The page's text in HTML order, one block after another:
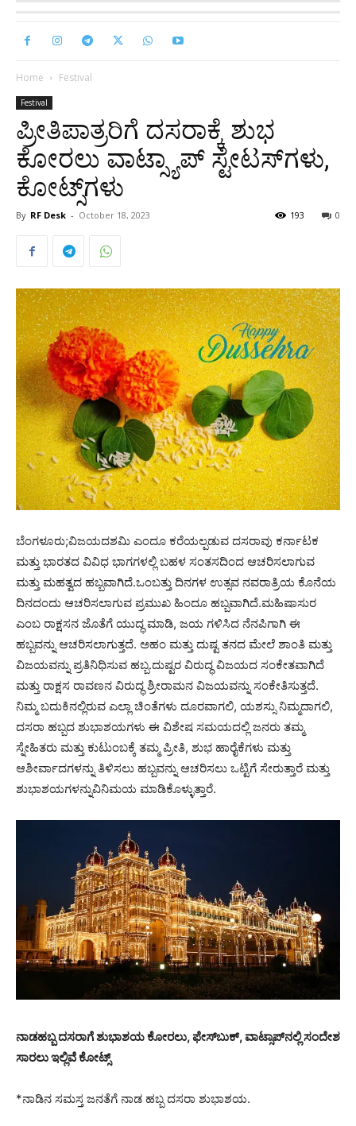
Home Festival
Festival
ಪ್ರೀತಿಪಾತ್ರರಿಗೆ ದಸರಾಕ್ಕೆ ಶುಭ
ಕೋರಲು ವಾಟ್ಸ್ಯಾಪ್‌ ಸ್ಟೇಟಸ್‌ಗಳು,
ಕೋಟ್ಸ್‌ಗಳು
By RF Desk - October 18, 2023 0
193
ಬೆಂಗಳೂರು;ವಿಜಯದಶಮಿ ಎಂದೂ ಕರೆಯಲ್ಪಡುವ ದಸರಾವು ಕರ್ನಾಟಕ
ಮತ್ತು ಭಾರತದ ವಿವಿಧ ಭಾಗಗಳಲ್ಲಿ ಬಹಳ ಸಂತಸದಿಂದ ಆಚರಿಸಲಾಗುವ
ಮತ್ತು ಮಹತ್ವದ ಹಬ್ಬವಾಗಿದೆ.ಒಂಬತ್ತು ದಿನಗಳ ಉತ್ಸವ ನವರಾತ್ರಿಯ ಕೊನೆಯ
ದಿನದಂದು ಆಚರಿಸಲಾಗುವ ಪ್ರಮುಖ ಹಿಂದೂ ಹಬ್ಬವಾಗಿದೆ.ಮಹಿಷಾಸುರ
ಎಂಬ ರಾಕ್ಷಸನ ಜೊತೆಗೆ ಯುದ್ಧ ಮಾಡಿ, ಜಯ ಗಳಿಸಿದ ನೆನಪಿಗಾಗಿ ಈ
ಹಬ್ಬವನ್ನು ಆಚರಿಸಲಾಗುತ್ತದೆ. ಅಹಂ ಮತ್ತು ದುಷ್ಟ ತನದ ಮೇಲೆ ಶಾಂತಿ ಮತ್ತು
ವಿಜಯವನ್ನು ಪ್ರತಿನಿಧಿಸುವ ಹಬ್ಬ.ದುಷ್ಟರ ವಿರುದ್ಧ ವಿಜಯದ ಸಂಕೇತವಾಗಿದೆ
ಮತ್ತು ರಾಕ್ಷಸ ರಾವಣನ ವಿರುದ್ಧ ಶ್ರೀರಾಮನ ವಿಜಯವನ್ನು ಸಂಕೇತಿಸುತ್ತದೆ.
ನಿಮ್ಮ ಬದುಕಿನಲ್ಲಿರುವ ಎಲ್ಲಾ ಚಿಂತೆಗಳು ದೂರವಾಗಲಿ, ಯಶಸ್ಸು ನಿಮ್ಮದಾಗಲಿ,
ದಸರಾ ಹಬ್ಬದ ಶುಭಾಶಯಗಳು ಈ ವಿಶೇಷ ಸಮಯದಲ್ಲಿ ಜನರು ತಮ್ಮ
ಸ್ನೇಹಿತರು ಮತ್ತು ಕುಟುಂಬಕ್ಕೆ ತಮ್ಮ ಪ್ರೀತಿ, ಶುಭ ಹಾರೈಕೆಗಳು ಮತ್ತು
ಆಶೀರ್ವಾದಗಳನ್ನು ತಿಳಿಸಲು ಹಬ್ಬವನ್ನು ಆಚರಿಸಲು ಒಟ್ಟಿಗೆ ಸೇರುತ್ತಾರೆ ಮತ್ತು
ಶುಭಾಶಯಗಳನ್ನುವಿನಿಮಯ ಮಾಡಿಕೊಳ್ಳುತ್ತಾರೆ.
ನಾಡಹಬ್ಬ ದಸರಾಗೆ ಶುಭಾಶಯ ಕೋರಲು, ಫೇಸ್‌ಬುಕ್, ವಾಟ್ಸಾಪ್‌ನಲ್ಲಿ ಸಂದೇಶ
ಸಾರಲು ಇಲ್ಲಿವೆ ಕೋಟ್ಸ್
*ನಾಡಿನ ಸಮಸ್ತ ಜನತೆಗೆ ನಾಡ ಹಬ್ಬ ದಸರಾ ಶುಭಾಶಯ.